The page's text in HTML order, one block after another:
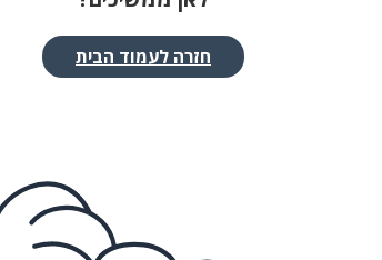
חזרה לעמוד הבית